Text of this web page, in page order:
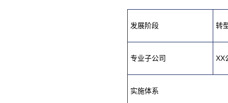
发展阶段 转
专业子公司 XX
实施体系